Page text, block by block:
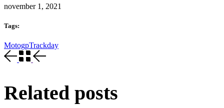
november 1, 2021
Tags:
MotogpTrackday
Related posts